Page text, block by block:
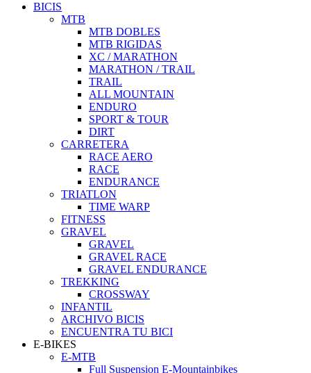
BICIS
MTB
MTB DOBLES
MTB RIGIDAS
XC / MARATHON
MARATHON / TRAIL
TRAIL
ALL MOUNTAIN
ENDURO
SPORT & TOUR
DIRT
CARRETERA
RACE AERO
RACE
ENDURANCE
TRIATLON
TIME WARP
FITNESS
GRAVEL
GRAVEL
GRAVEL RACE
GRAVEL ENDURANCE
TREKKING
CROSSWAY
INFANTIL
ARCHIVO BICIS
ENCUENTRA TU BICI
E-BIKES
E-MTB
Full Suspension E-Mountainbikes